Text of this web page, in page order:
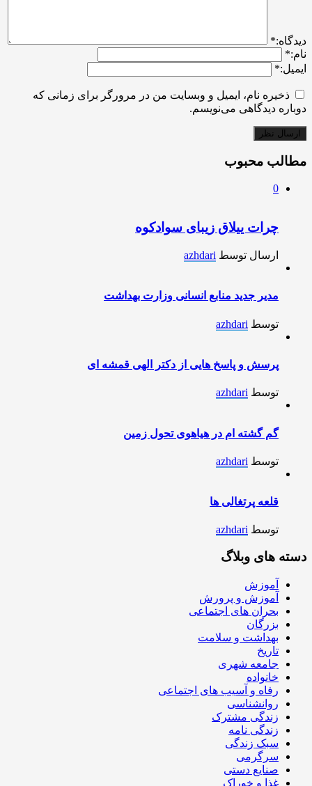
ديدگاه:*
نام:*
ایمیل:*
ذخیره نام، ایمیل و وبسایت من در مرورگر برای زمانی که
دوباره دیدگاهی می‌نویسم.
مطالب محبوب
0
چرات ییلاق زیبای سوادکوه
ارسال توسط azhdari
مدیر جدید منابع انسانی وزارت بهداشت
توسط azhdari
پرسش و پاسخ هایی از دکتر الهی قمشه ای
توسط azhdari
گم گشته ام در هیاهوی تحول زمین
توسط azhdari
قلعه پرتغالی ها
توسط azhdari
دسته های وبلاگ
آموزش
آموزش و پرورش
بحران های اجتماعی
بزرگان
بهداشت و سلامت
تاریخ
جامعه شهری
خانواده
رفاه و آسیب های اجتماعی
روانشناسی
زندگی مشترک
زندگی نامه
سبک زندگی
سرگرمی
صنایع دستی
غذا و خوراک